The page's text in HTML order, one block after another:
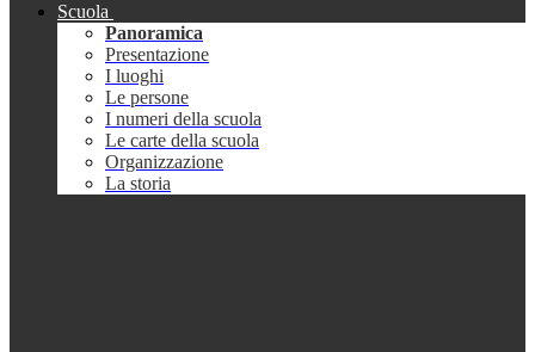
Scuola
Panoramica
Presentazione
I luoghi
Le persone
I numeri della scuola
Le carte della scuola
Organizzazione
La storia